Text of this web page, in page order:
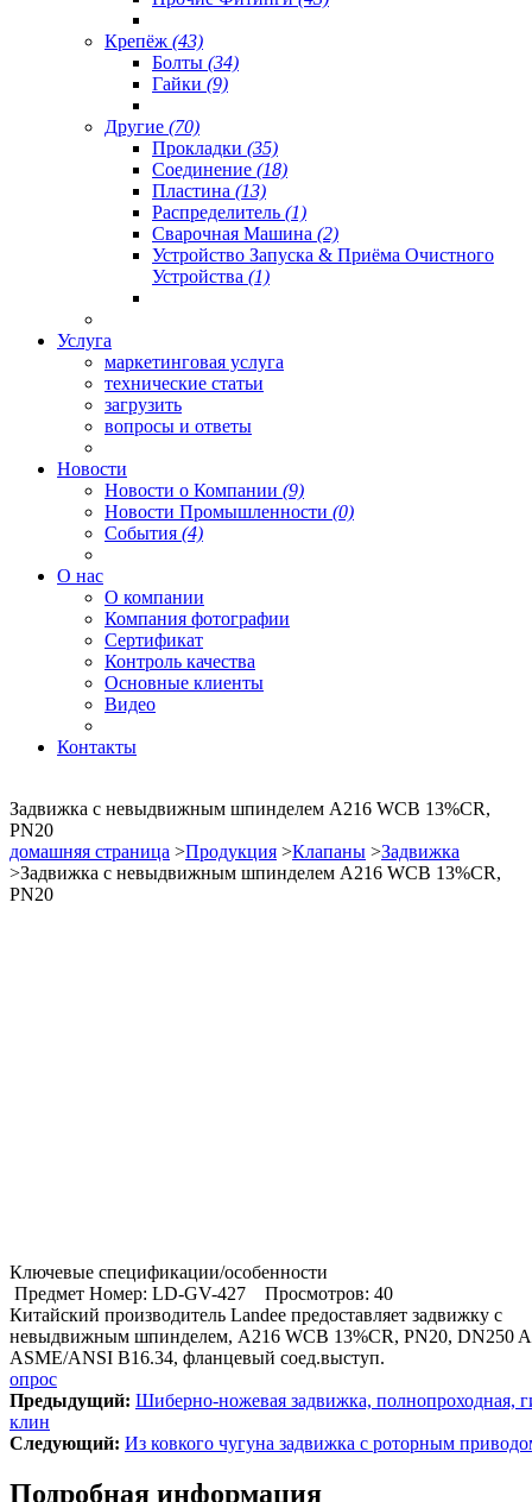
Крепёж (43)
Болты (34)
Гайки (9)
Другие (70)
Прокладки (35)
Соединение (18)
Пластина (13)
Распределитель (1)
Сварочная Машина (2)
Устройство Запуска & Приёма Очистного
Устройства (1)
Услуга
маркетинговая услуга
технические статьи
загрузить
вопросы и ответы
Новости
Новости о Компании (9)
Новости Промышленности (0)
События (4)
О нас
О компании
Компания фотографии
Сертификат
Контроль качества
Основные клиенты
Видео
Контакты
Задвижка с невыдвижным шпинделем A216 WCB 13%CR,
PN20
домашняя страница >Продукция >Клапаны >Задвижка
>Задвижка с невыдвижным шпинделем A216 WCB 13%CR,
PN20
Ключевые спецификации/особенности
Предмет Номер: LD-GV-427
Просмотров: 40
Китайский производитель Landee предоставляет задвижку с
невыдвижным шпинделем, A216 WCB 13%CR, PN20, DN250
ASME/ANSI B16.34, фланцевый соед.выступ.
опрос
Предыдущий: Шиберно-ножевая задвижка, полнопроходная,
клин
Cледующий: Из ковкого чугуна задвижка с роторным
Подробная информация